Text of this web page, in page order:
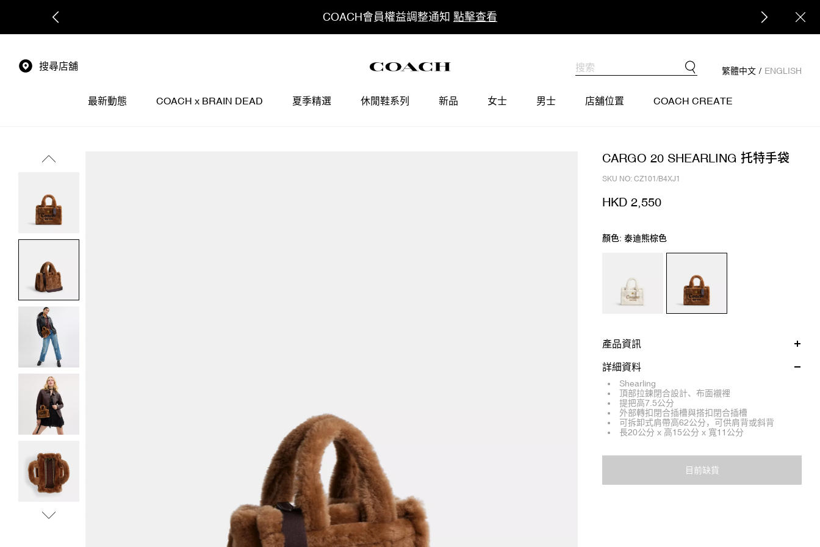
COACH會員權益調整通知 點擊查看
搜尋店舖 繁體中文 / ENGLISH
最新動態 COACH x BRAIN DEAD 夏季精選 休閒鞋系列 新品 女士 男士 店舖位置 COACH CREATE
CARGO 20 SHEARLING 托特手袋
SKU NO: CZ101/B4XJ1
HKD 2,550
顏色: 泰迪熊棕色
產品資訊
詳細資料
Shearling
頂部拉鍊閉合設計、布面襯裡
提把高7.5公分
外部轉扣閉合插槽與搭扣閉合插槽
可拆卸式肩帶高62公分，可供肩背或斜背
長20公分 x 高15公分 x 寬11公分
目前缺貨